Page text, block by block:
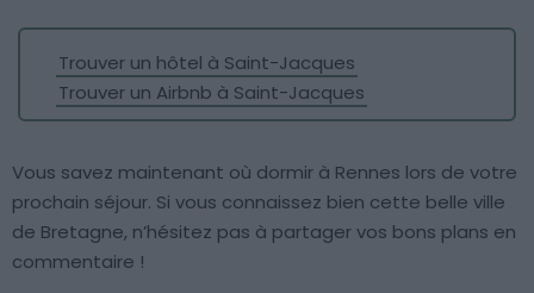
Trouver un hôtel à Saint-Jacques
Trouver un Airbnb à Saint-Jacques
Vous savez maintenant où dormir à Rennes lors de votre
prochain séjour. Si vous connaissez bien cette belle ville
de Bretagne, n’hésitez pas à partager vos bons plans en
commentaire !